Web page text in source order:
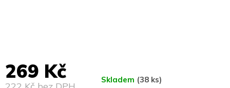
269 Kč Skladem (38 ks)